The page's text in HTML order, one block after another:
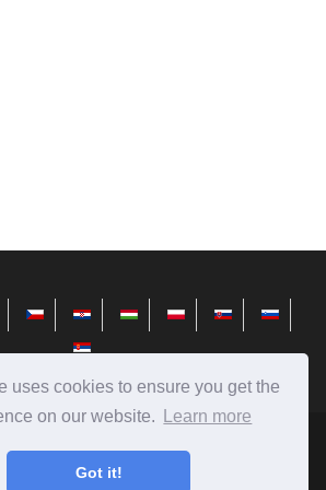
uses cookies to ensure you get the
on our website.
Learn more
Got it!
Ⓒ2026